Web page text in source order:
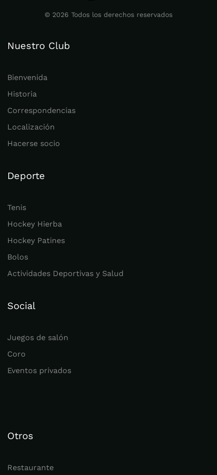
© 2026 Todos los derechos reservados
Nuestro Club
Bienvenida
Historia
Correspondencias
Localización
Hacerse socio
Deporte
Tenis
Hockey Hierba
Hockey Patines
Bolos
Actividades Deportivas y Salud
Social
Juegos de salón
Coro
Eventos privados
Otros
Restaurante